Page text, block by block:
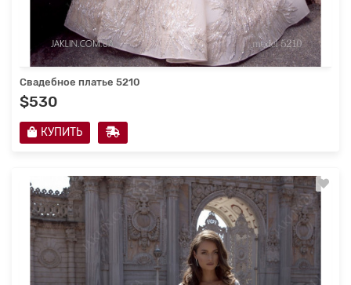
Свадебное платье 5210
$530
КУПИТЬ